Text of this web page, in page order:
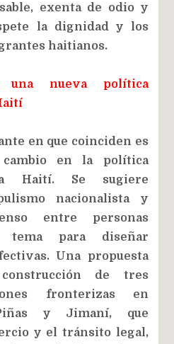
exenta de odio y
la dignidad y los
haitianos.
una nueva política
en que coinciden es
en la política
Haití. Se sugiere
nacionalista y
entre personas
tema para diseñar
Una propuesta
de tres
fronterizas en
y Jimaní, que
y el tránsito legal,